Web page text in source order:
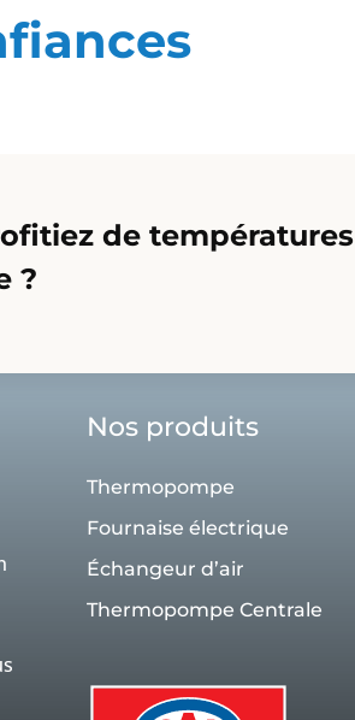
de températures
?
Nos produits
Thermopompe
Fournaise électrique
Échangeur d’air
Thermopompe Centrale